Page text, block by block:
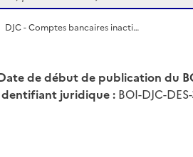
DJC - Comptes bancaires inacti…
de début de publication du
juridique : BOI-DJC-